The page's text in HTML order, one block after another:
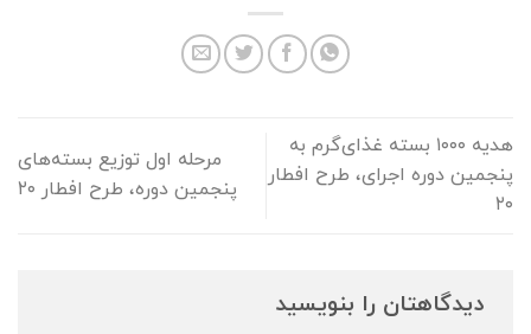
هدیه ۱۰۰۰ بسته غذای‌گرم به
پنجمین دوره اجرای، طرح افطار
۲۰
مرحله اول توزیع بسته‌های
پنجمین دوره، طرح افطار ۲۰
دیدگاهتان را بنویسید